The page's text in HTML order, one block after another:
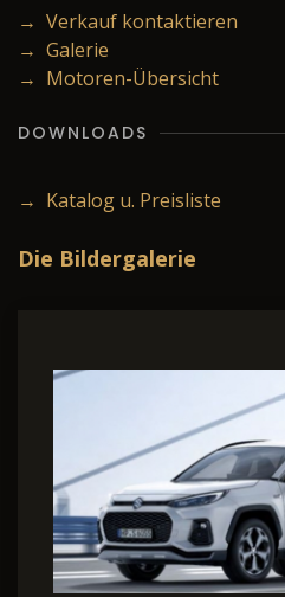
→ Verkauf kontaktieren
→ Galerie
→ Motoren-Übersicht
DOWNLOADS
→ Katalog u. Preisliste
Die Bildergalerie